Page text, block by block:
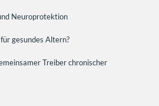
Neuroprotektion
gesundes Altern?
Treiber chronischer